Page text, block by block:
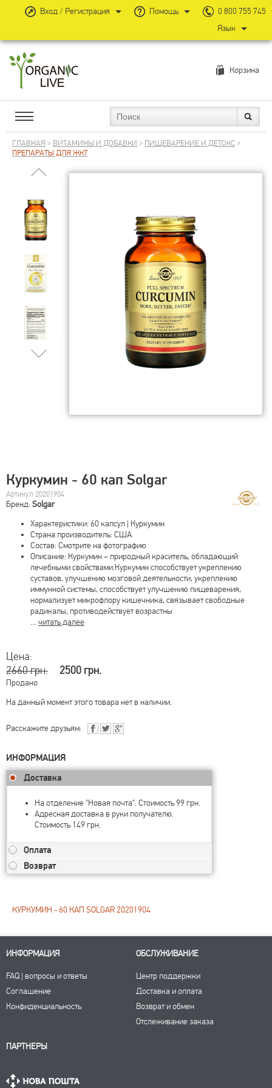
Корзина
ГЛАВНАЯ > ВИТАМИНЫ И ДОБАВКИ > ПИЩЕВАРЕНИЕ И ДЕТОКС>
ПРЕПАРАТЫ ДЛЯ ЖКТ
Куркумин - 60 кап Solgar
Артикул 20201904
Бренд: Solgar
Характеристики: 60 капсул | Куркумин
Страна производитель: США
Состав: Смотрите на фотографию
Описание: Куркумин – природный краситель, обладающий
лечебными свойствами.Куркумин способствует укреплению
суставов, улучшению мозговой деятельности, укреплению
иммунной системы, способствует улучшению пищеварения,
нормализует микрофлору кишечника, связывает свободные
радикалы, противодействует возрастны
… читать далее
Цена:
2660 грн.
2500 грн.
Продано
На данный момент этого товара нет в наличии.
Расскажите друзьям:
ИНФОРМАЦИЯ
Доставка
На отделение "Новая почта". Стоимость 99 грн.
Адресная доставка в руки получателю.
Стоимость 149 грн.
Оплата
Возврат
Вход / Регистрация Помощь
0 800 755 745
Язык
КУРКУМИН - 60 КАП SOLGAR 20201904
ИНФОРМАЦИЯ
FAQ | вопросы и ответы
Соглашение
Конфиденциальность
ОБСЛУЖИВАНИЕ
Центр поддержки
Доставка и оплата
Возврат и обмен
Отслеживание заказа
ПАРТНЕРЫ